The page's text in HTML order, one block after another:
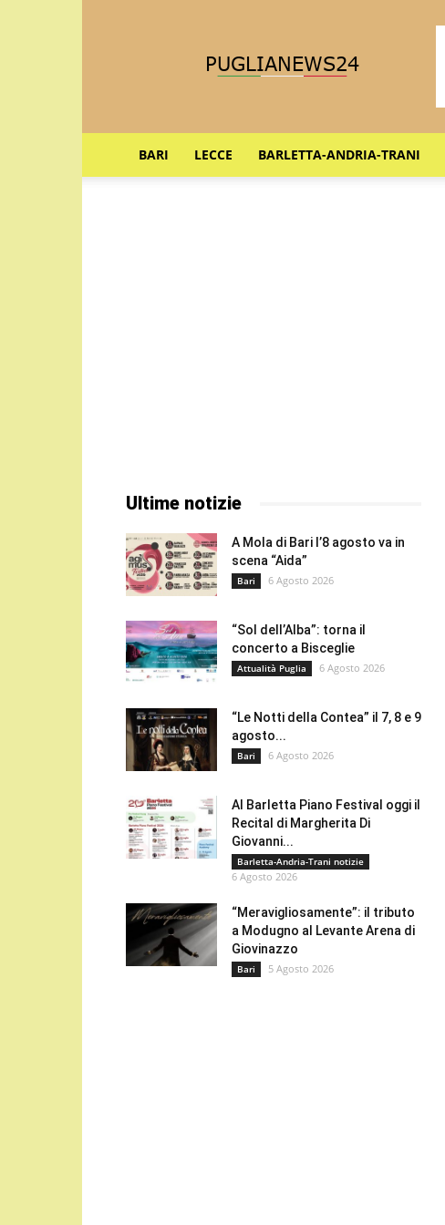
BARI LECCE BARLETTA-ANDRIA-TRANI
Ultime notizie
A Mola di Bari l’8 agosto va in
scena “Aida”
Bari 6 Agosto 2026
“Sol dell’Alba”: torna il
concerto a Bisceglie
Attualità Puglia 6 Agosto 2026
“Le Notti della Contea” il 7, 8 e 9
agosto...
Bari 6 Agosto 2026
Al Barletta Piano Festival oggi il
Recital di Margherita Di
Giovanni...
Barletta-Andria-Trani notizie
6 Agosto 2026
“Meravigliosamente”: il tributo
a Modugno al Levante Arena di
Giovinazzo
Bari 5 Agosto 2026